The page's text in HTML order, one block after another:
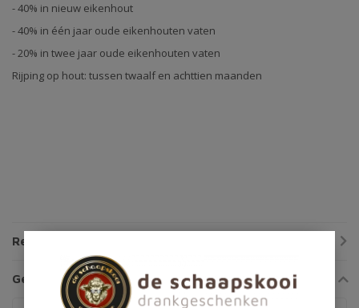
- 40% in nieuw eikenhout
- 40% in één jaar oude eikenhouten vaten
- 20% in twee jaar oude eikenhouten vaten
Rijping op hout: tussen twaalf en achttien maanden
Reviews
Gerelateerde producten